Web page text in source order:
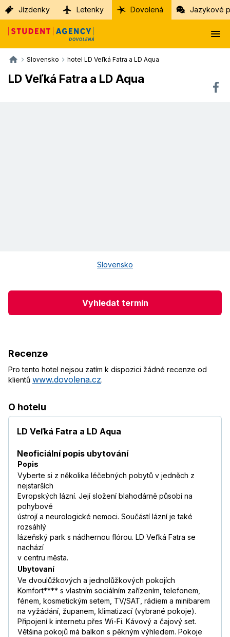
Jízdenky Letenky Dovolená Jazykové
Slovensko hotel LD Veľká Fatra a LD Aqua
LD Veľká Fatra a LD Aqua
Slovensko
Vyhledat termín
Recenze
Pro tento hotel nejsou zatím k dispozici žádné recenze od
klientů www.dovolena.cz.
O hotelu
LD Veľká Fatra a LD Aqua
Neoficiální popis ubytování
Popis
Vyberte si z několika léčebných pobytů v jedněch z
nejstarších
Evropských lázní. Její složení blahodárně působí na
pohybové
ústrojí a neurologické nemoci. Součástí lázní je také
rozsáhlý
lázeňský park s nádhernou flórou. LD Veľká Fatra se
nachází
v centru města.
Ubytovaní
Ve dvoulůžkových a jednolůžkových pokojích
Komfort**** s vlastním sociálním zařízením, telefonem,
fénem, kosmetickým setem, TV/SAT, rádiem a minibarem
na vyžádání, županem, klimatizací (vybrané pokoje).
Připojení k internetu přes Wi-Fi. Kávový a čajový set.
Většina pokojů má balkon s pěkným výhledem. Pokoje